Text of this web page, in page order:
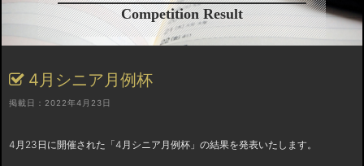
Competition Result
4月シニア月例杯
掲載日：2022年4月23日
4月23日に開催された「4月シニア月例杯」の結果を発表いたします。